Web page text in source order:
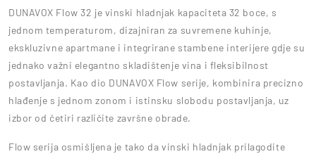
DUNAVOX Flow 32 je vinski hladnjak kapaciteta 32 boce, s
jednom temperaturom, dizajniran za suvremene kuhinje,
ekskluzivne apartmane i integrirane stambene interijere gdje su
jednako važni elegantno skladištenje vina i fleksibilnost
postavljanja. Kao dio DUNAVOX Flow serije, kombinira precizno
hlađenje s jednom zonom i istinsku slobodu postavljanja, uz
izbor od četiri različite završne obrade.
Flow serija osmišljena je tako da vinski hladnjak prilagodite